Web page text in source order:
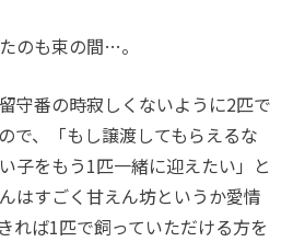
のも束の間…。
守番の時寂しくないように2匹で
で、「もし譲渡してもらえるな
子をもう1匹一緒に迎えたい」と
はすごく甘えん坊というか愛情
れば1匹で飼っていただける方を